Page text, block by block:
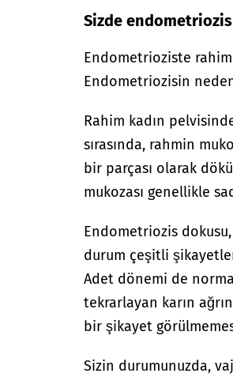
Sizde
Endometrioziste rahim
Endometriozisin
Rahim kadın
sırasında, rahmin
bir parçası olarak
mukozası genellikle
Endometriozis
durum çeşitli
Adet dönemi de
tekrarlayan karın
bir şikayet
Sizin durumunuzda,